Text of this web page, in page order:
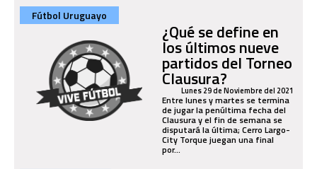
Fútbol Uruguayo
¿Qué se define en
los últimos nueve
partidos del Torneo
Clausura?
Lunes 29 de Noviembre del 2021
Entre lunes y martes se termina
de jugar la penúltima fecha del
Clausura y el fin de semana se
disputará la última; Cerro Largo-
City Torque juegan una final
por...